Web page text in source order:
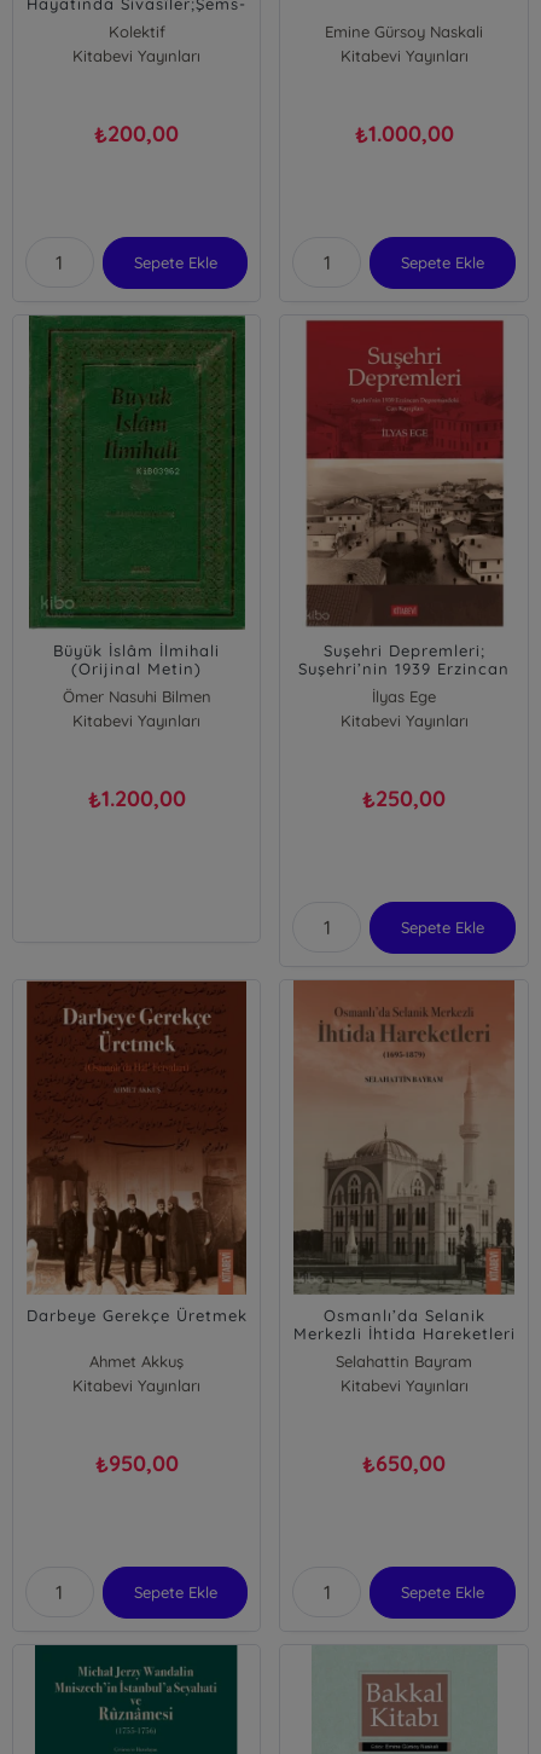
i Sivasî'nin İzinde
Kolektif
Kitabevi Yayınları
₺200,00
Sepete Ekle
Emine Gürsoy Naskali
Kitabevi Yayınları
₺1.000,00
Sepete Ekle
Büyük İslâm İlmihali
(Orijinal Metin)
Ömer Nasuhi Bilmen
Kitabevi Yayınları
₺1.200,00
Suşehri Depremleri;
Suşehri’nin 1939 Erzincan
Depremindeki Can
Kayıpları
İlyas Ege
Kitabevi Yayınları
₺250,00
Sepete Ekle
Darbeye Gerekçe Üretmek
Ahmet Akkuş
Kitabevi Yayınları
₺950,00
Sepete Ekle
Osmanlı’da Selanik
Merkezli İhtida Hareketleri
(1695-1879)
Selahattin Bayram
Kitabevi Yayınları
₺650,00
Sepete Ekle